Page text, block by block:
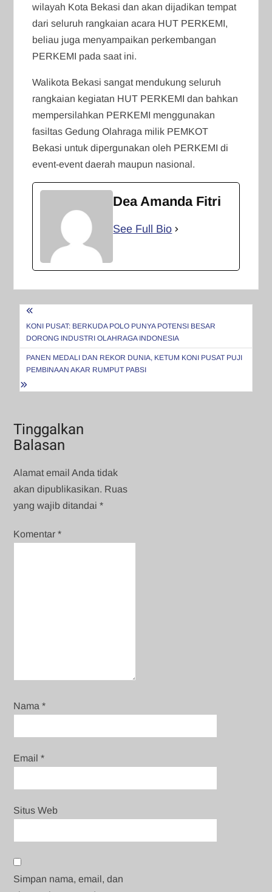
wilayah Kota Bekasi dan akan dijadikan tempat
dari seluruh rangkaian acara HUT PERKEMI,
beliau juga menyampaikan perkembangan
PERKEMI pada saat ini.
Walikota Bekasi sangat mendukung seluruh
rangkaian kegiatan HUT PERKEMI dan bahkan
mempersilahkan PERKEMI menggunakan
fasiltas Gedung Olahraga milik PEMKOT
Bekasi untuk dipergunakan oleh PERKEMI di
event-event daerah maupun nasional.
Dea Amanda Fitri
See Full Bio
Navigasi
pos
KONI PUSAT: BERKUDA POLO PUNYA POTENSI BESAR
DORONG INDUSTRI OLAHRAGA INDONESIA
PANEN MEDALI DAN REKOR DUNIA, KETUM KONI PUSAT PUJI
PEMBINAAN AKAR RUMPUT PABSI
Tinggalkan
Balasan
Alamat email Anda tidak
akan dipublikasikan. Ruas
yang wajib ditandai*
Komentar*
Nama*
Email*
Situs Web
Simpan nama, email, dan